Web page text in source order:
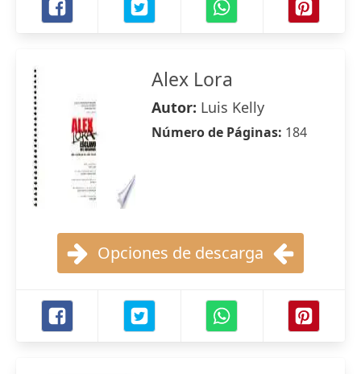
Alex Lora
Autor: Luis Kelly
Número de Páginas: 184
Opciones de descarga